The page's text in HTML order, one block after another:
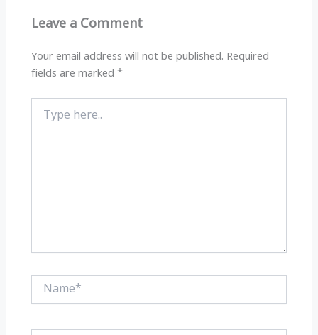
p m o
k
Leave a Comment
Your email address will not be published. Required
fields are marked*
here..
Name*